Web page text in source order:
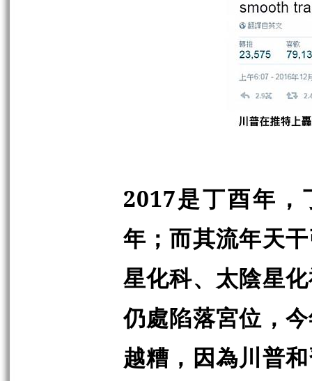
2017是丁酉年
年；而其流年天
星化科、太陰星
仍處陷落宮位，
越糟，因為川普